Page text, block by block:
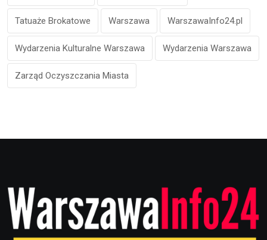
Tatuaże Brokatowe Warszawa WarszawaInfo24.pl
Wydarzenia Kulturalne Warszawa Wydarzenia Warszawa
Zarząd Oczyszczania Miasta